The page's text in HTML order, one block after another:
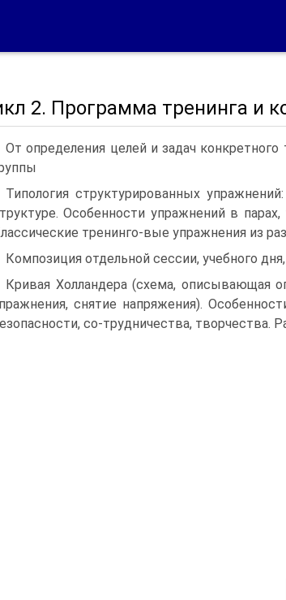
2. Программа тренинга и
От определения целей и задач
Типология структурированных
Особенности упражнений в
тренинго-вые упражнения из
Композиция отдельной сессии, учебного
Кривая Холландера (схема, описывающая
снятие напряжения).
со-трудничества, творчества.